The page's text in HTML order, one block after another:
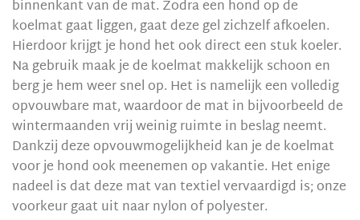
binnenkant van de mat. Zodra een hond op de
koelmat gaat liggen, gaat deze gel zichzelf afkoelen.
Hierdoor krijgt je hond het ook direct een stuk koeler.
Na gebruik maak je de koelmat makkelijk schoon en
berg je hem weer snel op. Het is namelijk een volledig
opvouwbare mat, waardoor de mat in bijvoorbeeld de
wintermaanden vrij weinig ruimte in beslag neemt.
Dankzij deze opvouwmogelijkheid kan je de koelmat
voor je hond ook meenemen op vakantie. Het enige
nadeel is dat deze mat van textiel vervaardigd is; onze
voorkeur gaat uit naar nylon of polyester.